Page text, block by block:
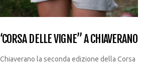
DELLE VIGNE” A CHIAVERANO
la seconda edizione della Corsa